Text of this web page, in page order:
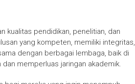
kualitas pendidikan, penelitian, dan
yang kompeten, memiliki integritas,
dengan berbagai lembaga, baik di
memperluas jaringan akademik.